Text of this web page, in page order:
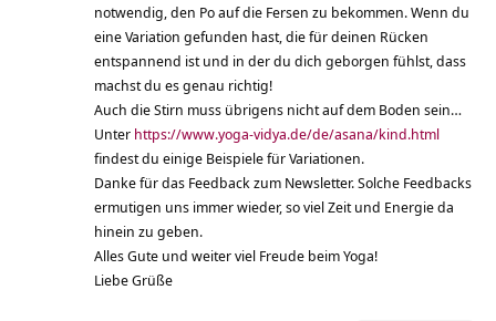
notwendig, den Po auf die Fersen zu bekommen. Wenn du
eine Variation gefunden hast, die für deinen Rücken
entspannend ist und in der du dich geborgen fühlst, dass
machst du es genau richtig!
Auch die Stirn muss übrigens nicht auf dem Boden sein…
Unter https://www.yoga-vidya.de/de/asana/kind.html
findest du einige Beispiele für Variationen.
Danke für das Feedback zum Newsletter. Solche Feedbacks
ermutigen uns immer wieder, so viel Zeit und Energie da
hinein zu geben.
Alles Gute und weiter viel Freude beim Yoga!
Liebe Grüße